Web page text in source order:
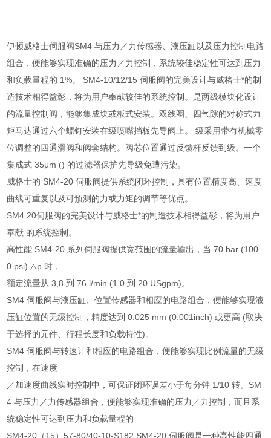
伊顿威格士伺服阀SM4 与压力／力传感器、液压缸以及压力控制电路
组合，便能够实现准确的压力／力控制，系统较佳稳定性可达到压力
和负载量程的 1%。 SM4-10/12/15 伺服阀的完美设计与威格士*的制
造技术相得益彰，将为用户奉献较佳的系统控制。是两级模块化设计
的流量控制阀，能够集成块或板式安装。双线圈、四气隙的对称式力
矩马达通过六个螺钉安装在级喷嘴挡板先导阀上。 级采用带有机械零
位调整的四通滑阀和阀套结构。阀芯位置通过反馈杆反馈到级。一个
集成式 35μm () 的过滤器保护先导级免遭污染。
威格士的 SM4-20 伺服阀提供系统闭环控制，具有位置精度高、速度
曲线可重复以及可预测的力或力矩的调节等优点。
SM4 20伺服阀的完美设计与威格士*的制造技术相得益彰，将为用户
奉献 的系统控制。
高性能 SM4-20 系列伺服阀提供宽范围的流量输出，当 70 bar (100
0 psi) △p 时，
额定流量从 3,8 到 76 l/min (1.0 到 20 USgpm)。
SM4 伺服阀与液压缸、位置传感器和相应的电路组合，便能够实现液
压缸位置的无级控制，精度达到 0.025 mm (0.001inch) 或更高 (取决
于选择的元件、行程长度和负载特性)。
SM4 伺服阀与转速计和相应的电路组合，便能够实现比例流量的无级
控制，在速度
／加速度曲线实时控制中，可保证闭环误差小于每分钟 1/10 转。SM
4 与压力／力传感器组合，便能够实现准确的压力／力控制，而且系
统稳定性可达到压力和负载量程的
SM4-20（15）57-80/40-10-S182 SM4-20 伺服阀是一种高性能四通